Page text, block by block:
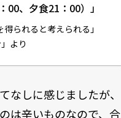
00、夕食21：00）」
られると考えられる」
」より
なしに感じましたが、
は辛いものなので、合